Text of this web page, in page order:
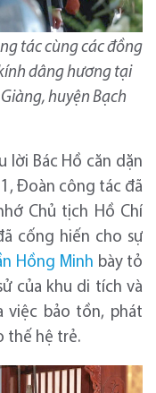
tác cùng các đồng
dâng hương tại
huyện Bạch
lời Bác Hồ căn dặn
Đoàn công tác đã
Chủ tịch Hồ Chí
cống hiến cho sự
Hồng Minh bày tỏ
của khu di tích và
việc bảo tồn, phát
thế hệ trẻ.